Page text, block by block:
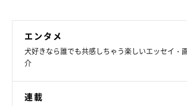
いて、飼い主さんにお話を聞いてみることに！
たと思いますが、振り返ってみてどんなお気持
エンタメ
犬好きなら誰でも共感しちゃう楽しいエッセイ・
介
連載